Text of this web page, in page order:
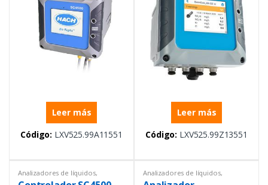
Leer más
Código: LXV525.99A11551
Leer más
Código: LXV525.99Z13551
Analizadores de líquidos,
Controlador SC4500,
Analizadores de líquidos,
Controlador SC4500